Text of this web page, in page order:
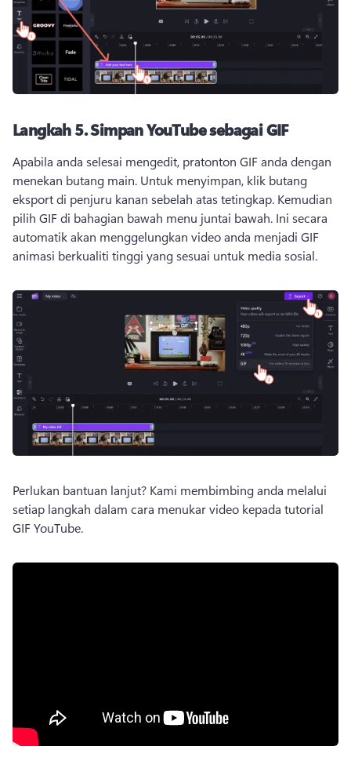
Langkah 5.Simpan YouTube sebagai GIF
Apabila anda selesai mengedit, pratonton GIF anda dengan
menekan butang main. Untuk menyimpan, klik butang
eksport di penjuru kanan sebelah atas tetingkap. Kemudian
pilih GIF di bahagian bawah menu juntai bawah. Ini secara
automatik akan menggelungkan video anda menjadi GIF
animasi berkualiti tinggi yang sesuai untuk media sosial.
Perlukan bantuan lanjut? Kami membimbing anda melalui
setiap langkah dalam cara menukar video kepada tutorial
GIF YouTube.